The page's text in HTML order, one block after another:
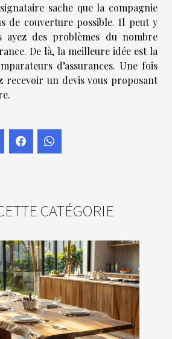
CATÉGORIE
sache que la compagnie
de couverture possible. Il peut y
ayez des problèmes du nombre
De là, la meilleure idée est la
d’assurances. Une fois
recevoir un devis vous proposant